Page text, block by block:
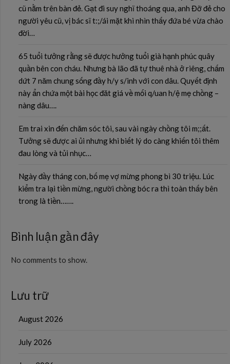
cũ nằm trên bàn đẻ. Gạt đi suy nghĩ thoáng qua, anh Đỡ đẻ cho
người yêu cũ, vị bác sĩ t:;/ái mặt khi nhìn thấy đứa bé vừa chào
đời…
65 tuổi tưởng rằng sẽ được hưởng tuổi già hạnh phúc quây
quần bên con cháu. Nhưng bà lão đã tự thuê nhà ở riêng, chấm
dứt 7 năm chung sống đầy h/y s/inh với con dâu. Quyết định
này ẩn chứa một bài học đăt giá về mối q/uan h/ệ mẹ chồng –
nàng dâu….
Em trai xin đến chăm sóc tôi, sau vài ngày chồng tôi m;;ất.
Tưởng sẽ được ai ủi nhưng khi biết lý do càng khiến tôi thêm
đau lòng và tủi nhục…
Ngày đầy tháng con, bố mẹ vợ mừng phong bì 30 triệu. Lúc
kiểm tra lại tiền mừng, người chồng bóc ra thì toàn thấy bên
trong là tiền…….
Bình luận gần đây
No comments to show.
Lưu trữ
August 2026
July 2026